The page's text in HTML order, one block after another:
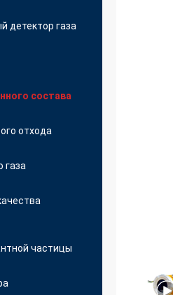
детектор газа
состава
отхода
газа
частицы